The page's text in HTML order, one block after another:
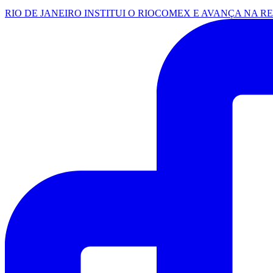
RIO DE JANEIRO INSTITUI O RIOCOMEX E AVANÇA NA